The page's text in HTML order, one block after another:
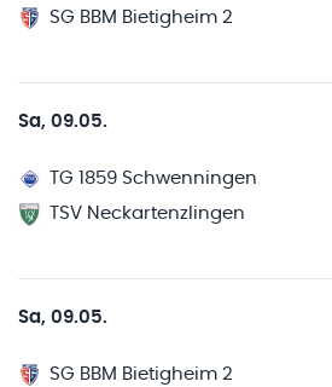
SG BBM Bietigheim 2
Sa, 09.05.
TG 1859 Schwenningen
TSV Neckartenzlingen
Sa, 09.05.
SG BBM Bietigheim 2